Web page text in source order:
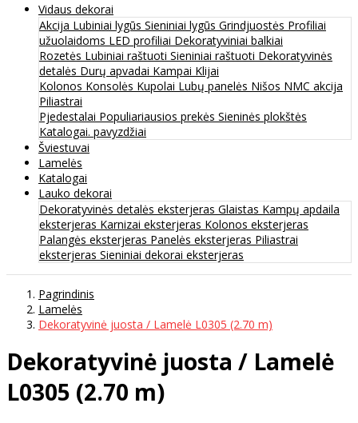
Vidaus dekorai
Akcija Lubiniai lygūs Sieniniai lygūs Grindjuostės Profiliai
užuolaidoms LED profiliai Dekoratyviniai balkiai
Rozetės Lubiniai raštuoti Sieniniai raštuoti Dekoratyvinės
detalės Durų apvadai Kampai Klijai
Kolonos Konsolės Kupolai Lubų panelės Nišos NMC akcija
Piliastrai
Pjedestalai Populiariausios prekės Sieninės plokštės
Katalogai. pavyzdžiai
Šviestuvai
Lamelės
Katalogai
Lauko dekorai
Dekoratyvinės detalės eksterjeras Glaistas Kampų apdaila
eksterjeras Karnizai eksterjeras Kolonos eksterjeras
Palangės eksterjeras Panelės eksterjeras Piliastrai
eksterjeras Sieniniai dekorai eksterjeras
Pagrindinis
Lamelės
Dekoratyvinė juosta / Lamelė L0305 (2.70 m)
Dekoratyvinė juosta / Lamelė
L0305 (2.70 m)